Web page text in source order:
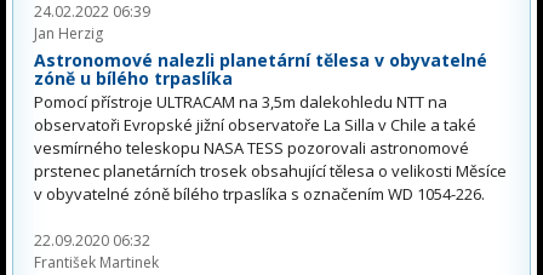
24.02.2022 06:39
Jan Herzig
Astronomové nalezli planetární tělesa v obyvatelné
zóně u bílého trpaslíka
Pomocí přístroje ULTRACAM na 3,5m dalekohledu NTT na
observatoři Evropské jižní observatoře La Silla v Chile a také
vesmírného teleskopu NASA TESS pozorovali astronomové
prstenec planetárních trosek obsahující tělesa o velikosti Měsíce
v obyvatelné zóně bílého trpaslíka s označením WD 1054-226.
22.09.2020 06:32
František Martinek